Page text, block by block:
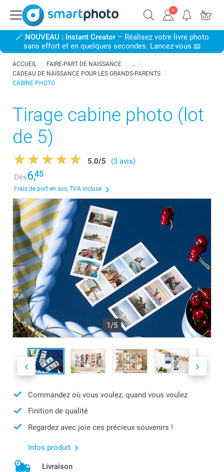
🪄 NOUVEAU : Instant Creator– Réalisez votre livre photo
sans effort et en quelques secondes. Lancez-vous 📖
ACCUEIL
FAIRE-PART DE NAISSANCE
CADEAU DE NAISSANCE POUR LES GRANDS-PARENTS
CABINE PHOTO
Tirage cabine photo (lot
de 5)
5.0/5
(3 avis)
Dès6,45
Frais de port en sus, TVA incluse
1/5
Commandez où vous voulez, quand vous voulez
Finition de qualité
Regardez avec joie ces précieux souvenirs !
Infos produit
Livraison